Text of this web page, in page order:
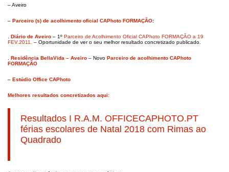
– Aveiro
– Parceiro (s) de acolhimento oficial CAPhoto FORMAÇÃO:
Diário de Aveiro – 1º Parceiro de Acolhimento Oficial CAPhoto FORMAÇÃO a 19
FEV.2011.
– Oportunidade de ver o seu melhor resultado concretizado publicado.
Residência BellaVida – Aveiro – Novo Parceiro de acolhimento CAPhoto
FORMAÇÃO
– Estúdio Office CAPhoto
Melhores resultados concretizados aqui:
Resultados I R.A.M. OFFICECAPHOTO.PT
férias escolares de Natal 2018 com Rimas ao
Quadrado